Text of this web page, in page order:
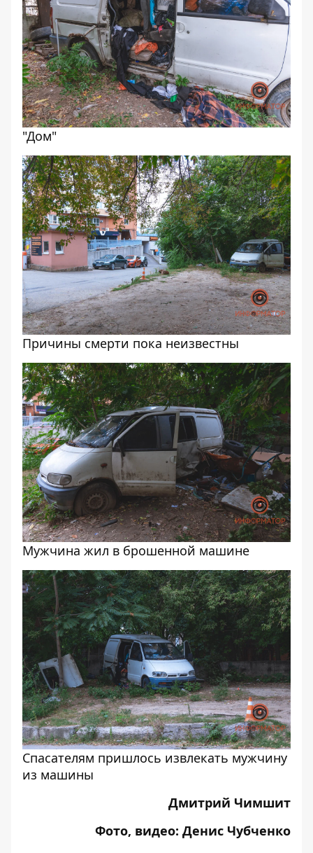
"Дом"
Причины смерти пока неизвестны
Мужчина жил в брошенной машине
Спасателям пришлось извлекать мужчину
из машины
Дмитрий Чимшит
Фото, видео: Денис Чубченко